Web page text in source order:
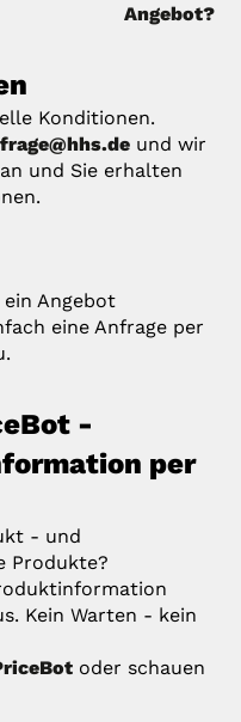
Angebot?
Konditionen.
und wir
und Sie erhalten
ein Angebot
eine Anfrage per
-
per
- und
Produkte?
Kein Warten - kein
oder schauen